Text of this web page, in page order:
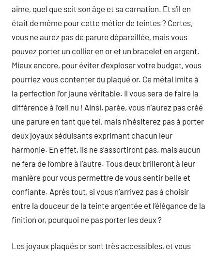
aime, quel que soit son âge et sa carnation. Et s’il en
était de même pour cette métier de teintes ? Certes,
vous ne aurez pas de parure dépareillée, mais vous
pouvez porter un collier en or et un bracelet en argent.
Mieux encore, pour éviter d’exploser votre budget, vous
pourriez vous contenter du plaqué or. Ce métal imite à
la perfection l’or jaune véritable. Il vous sera de faire la
différence à l’œil nu ! Ainsi, parée, vous n’aurez pas créé
une parure en tant que tel, mais n’hésiterez pas à porter
deux joyaux séduisants exprimant chacun leur
harmonie. En effet, ils ne s’assortiront pas, mais aucun
ne fera de l’ombre à l’autre. Tous deux brilleront à leur
manière pour vous permettre de vous sentir belle et
confiante. Après tout, si vous n’arrivez pas à choisir
entre la douceur de la teinte argentée et l’élégance de la
finition or, pourquoi ne pas porter les deux ?
Les joyaux plaqués or sont très accessibles, et vous